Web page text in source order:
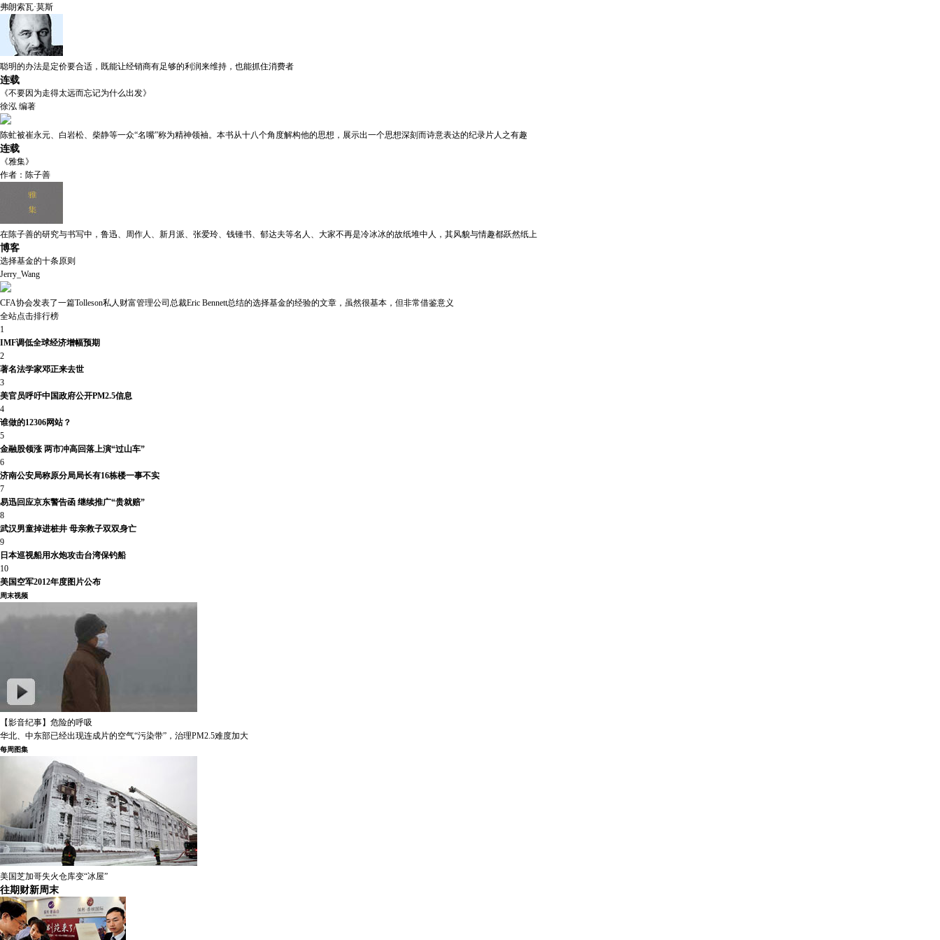
弗朗索瓦·莫斯
聪明的办法是定价要合适，既能让经销商有足够的利润来维持，也能抓住消费者
连载
《不要因为走得太远而忘记为什么出发》
徐泓 编著
陈虻被崔永元、白岩松、柴静等一众“名嘴”称为精神领袖。本书从十八个角度解构他的思想，展示出一个思想深刻而诗意表达的纪录片人之有趣
连载
《雅集》
作者：陈子善
在陈子善的研究与书写中，鲁迅、周作人、新月派、张爱玲、钱锺书、郁达夫等名人、大家不再是冷冰冰的故纸堆中人，其风貌与情趣都跃然纸上
博客
选择基金的十条原则
Jerry_Wang
CFA协会发表了一篇Tolleson私人财富管理公司总裁Eric Bennett总结的选择基金的经验的文章，虽然很基本，但非常借鉴意义
全站点击排行榜
1
IMF调低全球经济增幅预期
2
著名法学家邓正来去世
3
美官员呼吁中国政府公开PM2.5信息
4
谁做的12306网站？
5
金融股领涨 两市冲高回落上演“过山车”
6
济南公安局称原分局局长有16栋楼一事不实
7
易迅回应京东警告函 继续推广“贵就赔”
8
武汉男童掉进桩井 母亲救子双双身亡
9
日本巡视船用水炮攻击台湾保钓船
10
美国空军2012年度图片公布
周末视频
【影音纪事】危险的呼吸
华北、中东部已经出现连成片的空气“污染带”，治理PM2.5难度加大
每周图集
美国芝加哥失火仓库变“冰屋”
往期财新周末